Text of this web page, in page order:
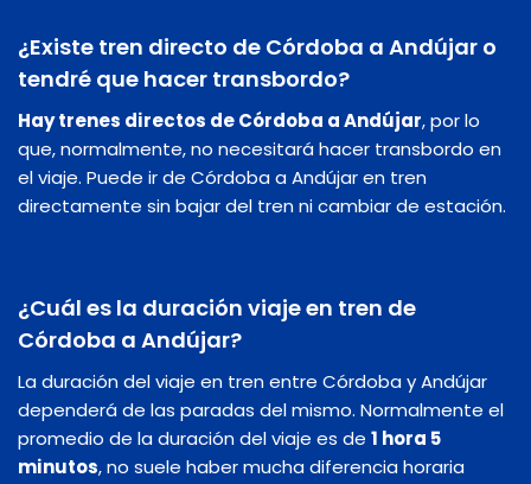
¿Existe tren directo de Córdoba a Andújar o
tendré que hacer transbordo?
Hay trenes directos de Córdoba a Andújar, por lo
que, normalmente, no necesitará hacer transbordo en
el viaje. Puede ir de Córdoba a Andújar en tren
directamente sin bajar del tren ni cambiar de estación.
¿Cuál es la duración viaje en tren de
Córdoba a Andújar?
La duración del viaje en tren entre Córdoba y Andújar
dependerá de las paradas del mismo. Normalmente el
promedio de la duración del viaje es de 1 hora 5
minutos, no suele haber mucha diferencia horaria